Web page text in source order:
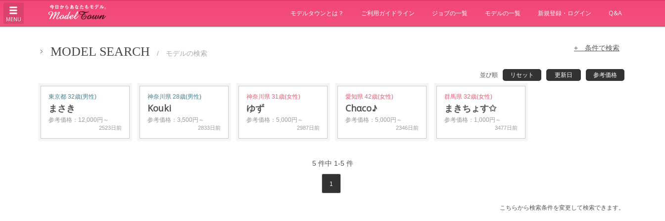
MENU
モデルタウンとは？ ご利用ガイドライン ジョブの一覧 モデルの一覧 新規登録・ログイン Q&A
MODEL SEARCH / モデルの検索
+ 条件で検索
並び順 リセット 更新日 参考価格
東京都 32歳(男性)
まさき
参考価格：12,000円～
2523日前
神奈川県 28歳(男性)
Kouki
参考価格：3,500円～
2833日前
神奈川県 31歳(女性)
ゆず
参考価格：5,000円～
2987日前
愛知県 42歳(女性)
Chαco♪
参考価格：5,000円～
2346日前
群馬県 32歳(女性)
まきちょす✩
参考価格：1,000円～
3477日前
5 件中 1-5 件
1
こちらから検索条件を変更して検索できます。